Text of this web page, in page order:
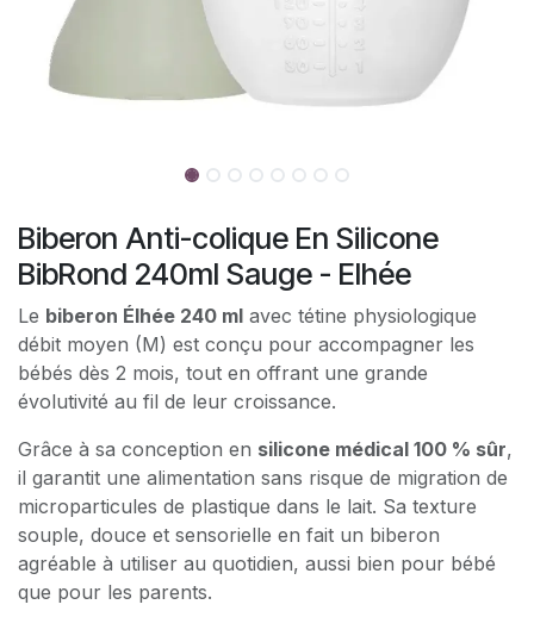
Biberon Anti-colique En Silicone
BibRond 240ml Sauge - Elhée
Le biberon Élhée 240 ml avec tétine physiologique
débit moyen (M) est conçu pour accompagner les
bébés dès 2 mois, tout en offrant une grande
évolutivité au fil de leur croissance.
Grâce à sa conception en silicone médical 100 % sûr,
il garantit une alimentation sans risque de migration de
microparticules de plastique dans le lait. Sa texture
souple, douce et sensorielle en fait un biberon
agréable à utiliser au quotidien, aussi bien pour bébé
que pour les parents.